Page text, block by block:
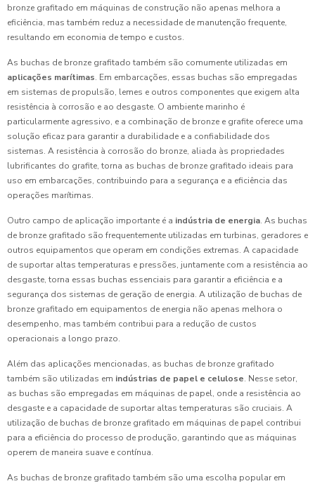
bronze grafitado em máquinas de construção não apenas melhora a
eficiência, mas também reduz a necessidade de manutenção frequente,
resultando em economia de tempo e custos.
As buchas de bronze grafitado também são comumente utilizadas em
aplicações marítimas. Em embarcações, essas buchas são empregadas
em sistemas de propulsão, lemes e outros componentes que exigem alta
resistência à corrosão e ao desgaste. O ambiente marinho é
particularmente agressivo, e a combinação de bronze e grafite oferece uma
solução eficaz para garantir a durabilidade e a confiabilidade dos
sistemas. A resistência à corrosão do bronze, aliada às propriedades
lubrificantes do grafite, torna as buchas de bronze grafitado ideais para
uso em embarcações, contribuindo para a segurança e a eficiência das
operações marítimas.
Outro campo de aplicação importante é a indústria de energia. As buchas
de bronze grafitado são frequentemente utilizadas em turbinas, geradores e
outros equipamentos que operam em condições extremas. A capacidade
de suportar altas temperaturas e pressões, juntamente com a resistência ao
desgaste, torna essas buchas essenciais para garantir a eficiência e a
segurança dos sistemas de geração de energia. A utilização de buchas de
bronze grafitado em equipamentos de energia não apenas melhora o
desempenho, mas também contribui para a redução de custos
operacionais a longo prazo.
Além das aplicações mencionadas, as buchas de bronze grafitado
também são utilizadas em indústrias de papel e celulose. Nesse setor,
as buchas são empregadas em máquinas de papel, onde a resistência ao
desgaste e a capacidade de suportar altas temperaturas são cruciais. A
utilização de buchas de bronze grafitado em máquinas de papel contribui
para a eficiência do processo de produção, garantindo que as máquinas
operem de maneira suave e contínua.
As buchas de bronze grafitado também são uma escolha popular em